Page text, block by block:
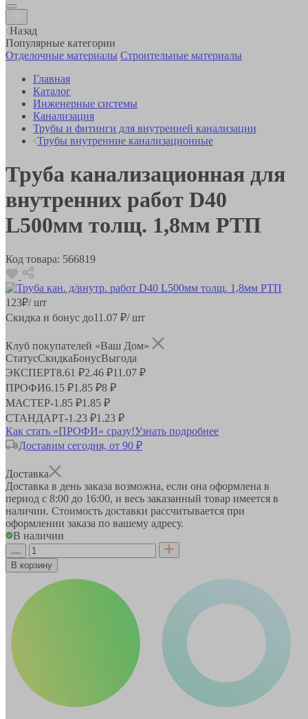
Назад
Популярные категории
Отделочные материалы Строительные материалы
Главная
Каталог
Инженерные системы
Канализация
Трубы и фитинги для внутренней канализации
Трубы внутренние канализационные
Труба канализационная для
внутренних работ D40
L500мм толщ. 1,8мм РТП
Код товара: 566819
123₽/ шт
Скидка и бонус до11.07 ₽/ шт
Клуб покупателей «Ваш Дом»
СтатусСкидкаБонусВыгода
ЭКСПЕРТ8.61 ₽2.46 ₽11.07 ₽
ПРОФИ6.15 ₽1.85 ₽8 ₽
МАСТЕР-1.85 ₽1.85 ₽
СТАНДАРТ-1.23 ₽1.23 ₽
Как стать «ПРОФИ» сразу!Узнать подробнее
Доставим сегодня, от 90 ₽
Доставка
Доставка в день заказа возможна, если она оформлена в
период с 8:00 до 16:00, и весь заказанный товар имеется в
наличии. Стоимость доставки рассчитывается при
оформлении заказа по вашему адресу.
В наличии
В корзину